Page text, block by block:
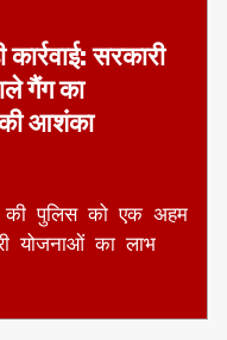
सरकारी
गैंग का
की आशंका
की पुलिस को एक अहम
योजनाओं का लाभ